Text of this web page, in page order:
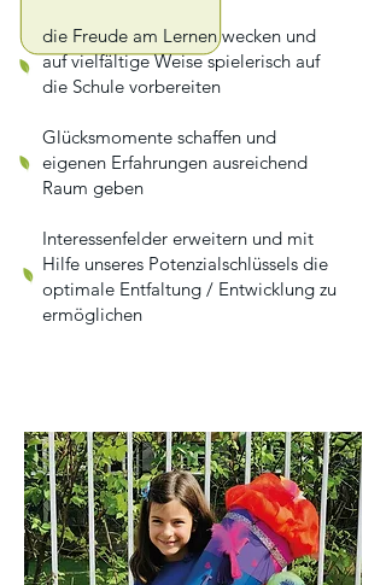
die Freude am Lernen wecken und
auf vielfältige Weise spielerisch auf
die Schule vorbereiten
Glücksmomente schaffen und
eigenen Erfahrungen ausreichend
Raum geben
Interessenfelder erweitern und mit
Hilfe unseres Potenzialschlüssels die
optimale Entfaltung / Entwicklung zu
ermöglichen